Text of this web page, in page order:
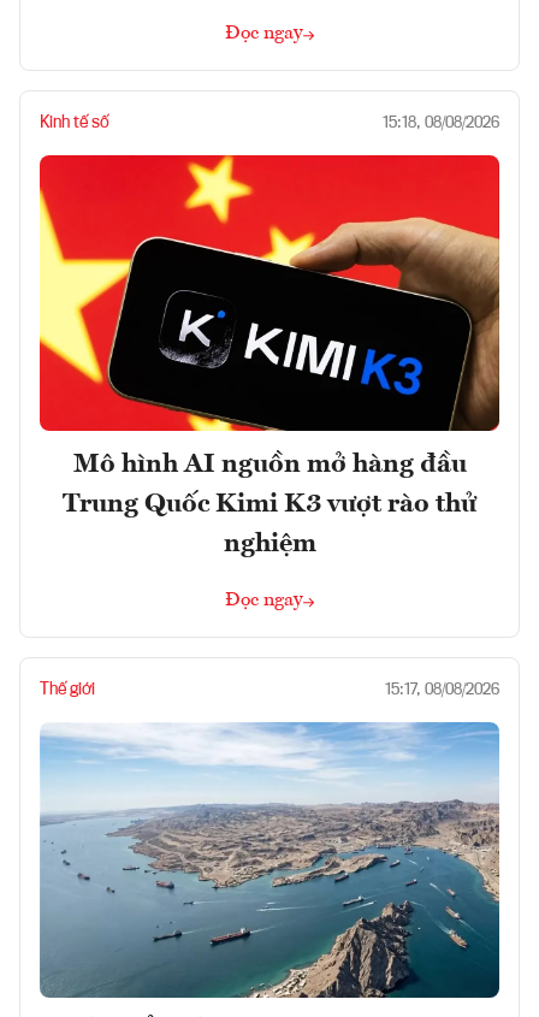
Đọc ngay
Kinh tế số 15:18, 08/08/2026
Mô hình AI nguồn mở hàng đầu
Trung Quốc Kimi K3 vượt rào thử
nghiệm
Đọc ngay
Thế giới 15:17, 08/08/2026